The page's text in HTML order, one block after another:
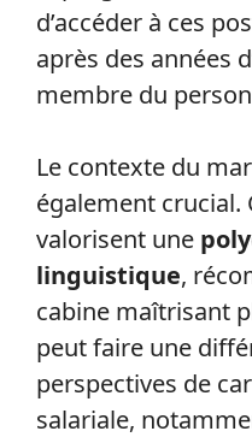
d’accéder à ces
après des années
membre du
Le contexte du
également crucial.
valorisent une
linguistique,
cabine maîtrisant
peut faire une
perspectives de
salariale,